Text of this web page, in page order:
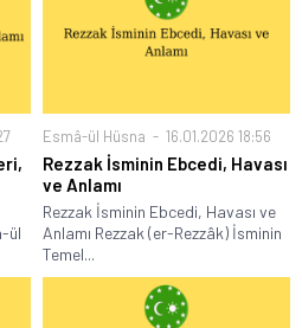
ül
Esmâ-ül Hüsna 16.01.2026 18:56
Rezzak İsminin Ebcedi, Havası
ve Anlamı
Rezzak İsminin Ebcedi, Havası ve
Anlamı Rezzak (er-Rezzâk) İsminin
Temel...